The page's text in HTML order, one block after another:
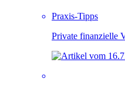
Praxis-Tipps
Private finanzielle